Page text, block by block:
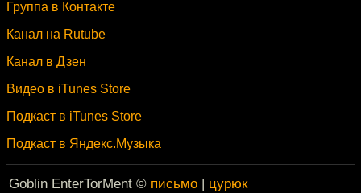
Группа в Контакте
Канал на Rutube
Канал в Дзен
Видео в iTunes Store
Подкаст в iTunes Store
Подкаст в Яндекс.Музыка
Goblin EnterTorMent © письмо | цурюк